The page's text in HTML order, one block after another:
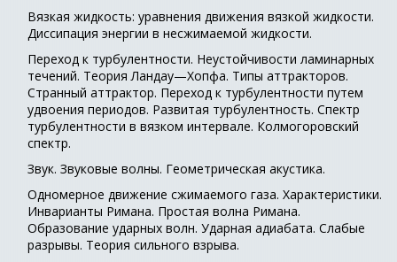
Вязкая жидкость: уравнения движения вязкой жидкости.
Диссипация энергии в несжимаемой жидкости.
Переход к турбулентности. Неустойчивости ламинарных
течений. Теория Ландау—Хопфа. Типы аттракторов.
Странный аттрактор. Переход к турбулентности путем
удвоения периодов. Развитая турбулентность. Спектр
турбулентности в вязком интервале. Колмогоровский
спектр.
Звук. Звуковые волны. Геометрическая акустика.
Одномерное движение сжимаемого газа. Характеристики.
Инварианты Римана. Простая волна Римана.
Образование ударных волн. Ударная адиабата. Слабые
разрывы. Теория сильного взрыва.